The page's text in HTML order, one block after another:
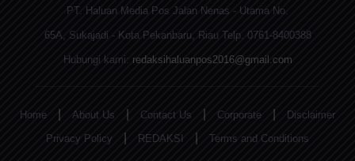
PT. Haluan Media Pos Jalan Nenas - Utama No.
65A, Sukajadi - Kota Pekanbaru, Riau Telp. 0761-8400388
Hubungi kami: redaksihaluanpos2016@gmail.com
Home About Us Contact Us Corporate
Disclaimer
Privacy Policy
REDAKSI Terms and Conditions